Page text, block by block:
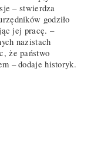
– stwierdza
godziło
jej pracę. –
nazistach
że państwo
– dodaje historyk.